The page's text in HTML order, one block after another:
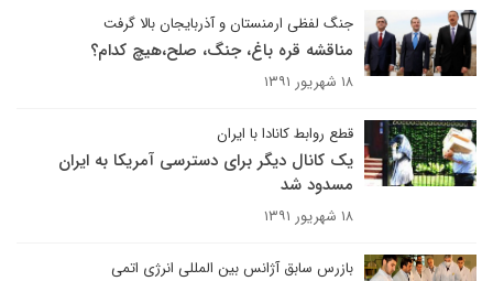
جنگ لفظی ارمنستان و آذربایجان بالا گرفت
مناقشه قره باغ، جنگ، صلح،‌هیچ کدام؟
۱۸ شهریور ۱۳۹۱
قطع روابط کانادا با ایران
یک کانال دیگر برای دسترسی آمریکا به ایران
مسدود شد
۱۸ شهریور ۱۳۹۱
بازرس سابق آژانس بین المللی انرژی اتمی